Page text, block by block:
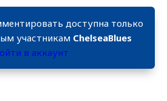
доступна только
участникам ChelseaBlues
в аккаунт